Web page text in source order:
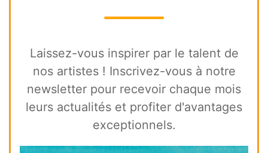
⸻
Laissez-vous inspirer par le talent de
nos artistes ! Inscrivez-vous à notre
newsletter pour recevoir chaque mois
leurs actualités et profiter d'avantages
exceptionnels.